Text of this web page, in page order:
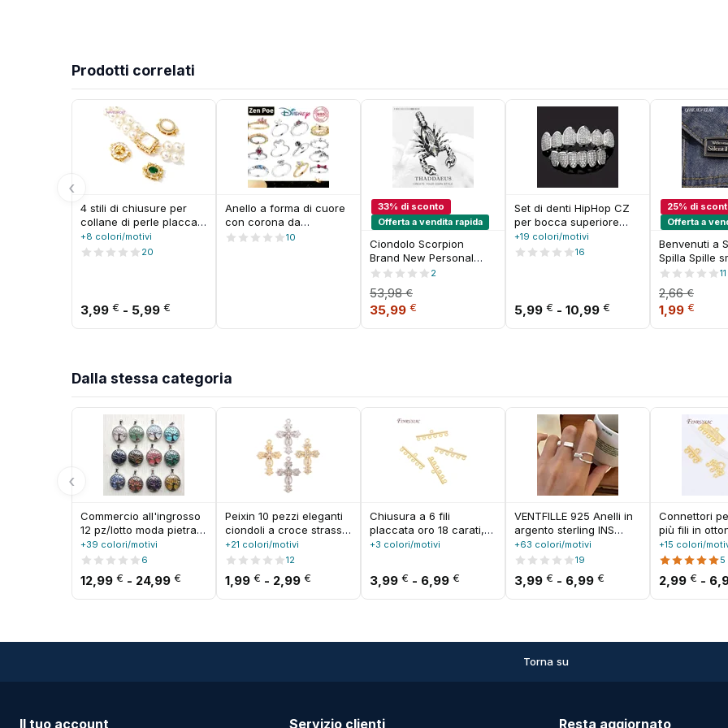
Prodotti correlati
‹
4 stili di chiusure per
collane di perle placcate
in oro 18 carati con
connettore di chiusura
gioielli fai da te
+8 colori/motivi
20
3,99 € - 5,99 € Fascia di prezzo: da 3,99 € a 5,99 €
Anello a forma di cuore
con corona da
principessa Minnie in
10
33% di sconto
Offerta a vendita rapida
Ciondolo Scorpion
Brand New Personal
Lucky Jewelry
europeo Regalo vintage
per donne e uomini
2
53,98€
Il prezzo originale era: 53,98 €.
35,99 € Il prezzo attuale è: 35,99 €.
Set di denti HipHop CZ
per bocca superiore
inferiore unisex, colore
oro argento, tappo per
+19 colori/motivi
16
5,99 € - 10,99 € Fascia di prezzo:
25% di
Offerta a
Benvenuti a
Spilla Spille
horror
Distintivo da
Gioielli punk
per zaino
11
2,66€
Il prezzo
1,99 € Il
Dalla stessa categoria
‹
Commercio all'ingrosso
12 pz/lotto moda pietra
naturale lega albero
della vita mix pendenti
gioielli che fanno
trasporto veloce
+39 colori/motivi
6
12,99 € - 24,99 € Fascia di prezzo: da 12,99 € a 24,99 €
Peixin 10 pezzi eleganti
ciondoli a croce strass
gioielli cristiani per
collana di moda
pendenti fatti a mano fai
da te
+21 colori/motivi
12
1,99 € - 2,99 € Fascia di prezzo: da 1,99 € a 2,99 €
Chiusura a 6 fili
placcata oro 18 carati,
connettore per collana a
accessori e componenti.
+3 colori/motivi
3,99 € - 6,99 € Fascia di prezzo: da 3,99 € a 6,99 €
VENTFILLE 925 Anelli in
argento sterling INS
Moda Hip Hop Coppie
vintage Linee cave Punk
regolabili per feste
+63 colori/motivi
19
3,99 € - 6,99 € Fascia di prezzo:
Connettori
più fili in
oro 18 carati
creazione di
fai da te
+15 colori/
5
2,99 € -
Torna su
Il tuo account Servizio clienti Resta aggiornato